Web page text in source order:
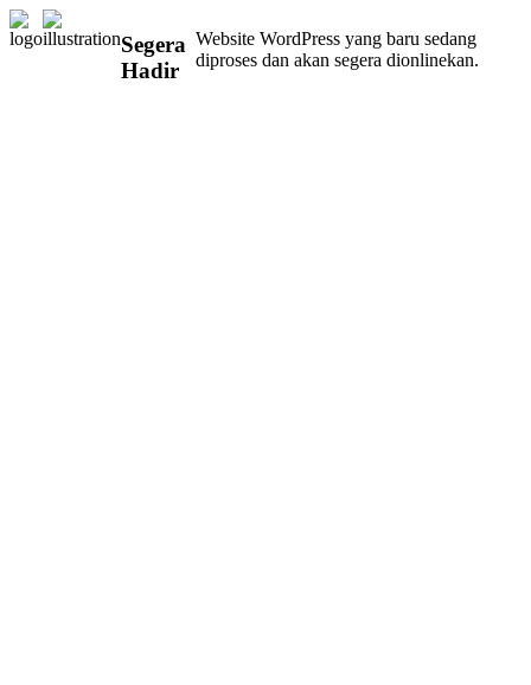
Segera
Hadir
Website WordPress yang baru sedang
diproses dan akan segera dionlinekan.